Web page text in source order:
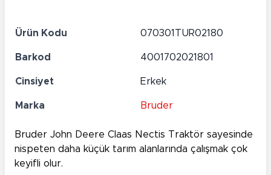
Ürün Kodu 070301TUR02180
Barkod 4001702021801
Cinsiyet Erkek
Marka Bruder
Bruder John Deere Claas Nectis Traktör sayesinde
nispeten daha küçük tarım alanlarında çalışmak çok
keyifli olur.